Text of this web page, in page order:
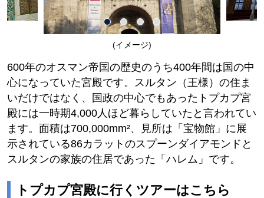
(イメージ)
600年のオスマン帝国の歴史のうち400年間は国の中
心になっていた宮殿です。スルタン（王様）の住ま
いだけではなく、国政の中心でもあったトプカプ宮
殿には一時期4,000人ほど暮らしていたと言われてい
ます。面積は700,000mm²、見所は「宝物館」に展
示されている86カラットのスプーンダイアモンドと
スルタンの家族の住居であった「ハレム」です。
トプカプ宮殿に行くツアーはこちら